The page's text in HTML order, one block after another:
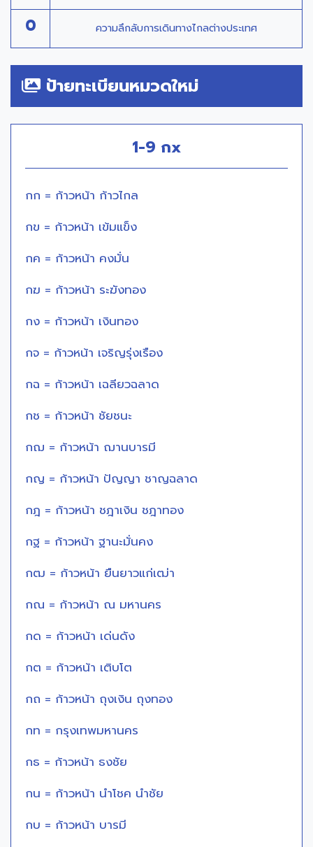
0 ความลึกลับการเดินทางไกลต่างประเทศ
ป้ายทะเบียนหมวดใหม่
1-9 กx
กก = ก้าวหน้า ก้าวไกล
กข = ก้าวหน้า เข้มแข็ง
กค = ก้าวหน้า คงมั่น
กฆ = ก้าวหน้า ระฆังทอง
กง = ก้าวหน้า เงินทอง
กจ = ก้าวหน้า เจริญรุ่งเรือง
กฉ = ก้าวหน้า เฉลียวฉลาด
กช = ก้าวหน้า ชัยชนะ
กฌ = ก้าวหน้า ฌานบารมี
กญ = ก้าวหน้า ปัญญา ชาญฉลาด
กฎ = ก้าวหน้า ชฎาเงิน ชฎาทอง
กฐ = ก้าวหน้า ฐานะมั่นคง
กฒ = ก้าวหน้า ยืนยาวแก่เฒ่า
กณ = ก้าวหน้า ณ มหานคร
กด = ก้าวหน้า เด่นดัง
กต = ก้าวหน้า เติบโต
กถ = ก้าวหน้า ถุงเงิน ถุงทอง
กท = กรุงเทพมหานคร
กธ = ก้าวหน้า ธงชัย
กน = ก้าวหน้า นำโชค นำชัย
กบ = ก้าวหน้า บารมี